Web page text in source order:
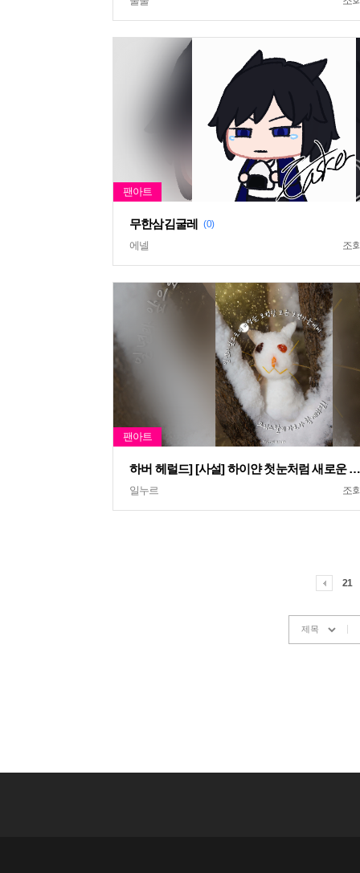
무한삼김굴레 (0)
에넬 조
하버 헤럴드] [사설] 하이얀 첫눈처럼 새
일누르 조
21